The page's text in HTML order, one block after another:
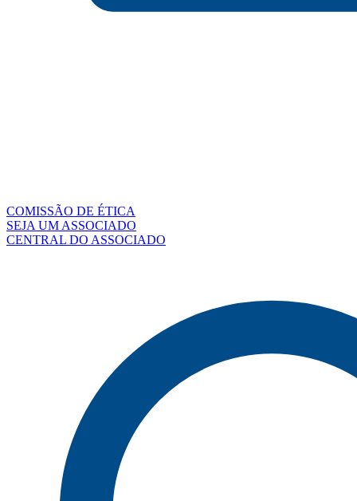
COMISSÃO DE ÉTICA
SEJA UM ASSOCIADO
CENTRAL DO ASSOCIADO